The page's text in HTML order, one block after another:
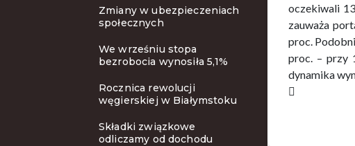
Zmiany w ubezpieczeniach
społecznych
We wrześniu stopa
bezrobocia wynosiła 5,1%
Rocznica rewolucji
węgierskiej w Białymstoku
Składki związkowe
odliczamy od dochodu
oczekiwali
zauważa
proc.
proc. – przy
dynamika
